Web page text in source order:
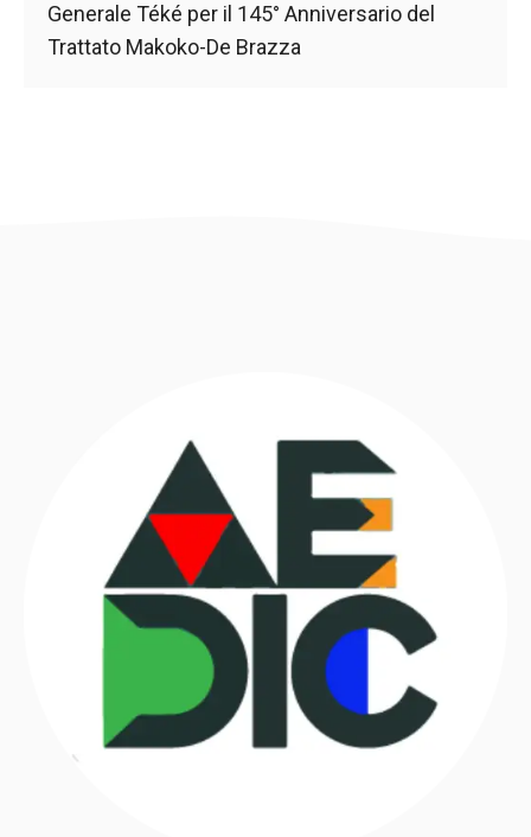
Generale Téké per il 145° Anniversario del
Trattato Makoko-De Brazza